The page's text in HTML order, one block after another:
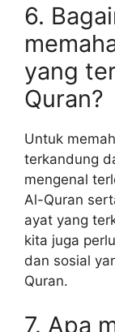
6.
yang
Quran?
Untuk
terkandung
mengenal
Al-Quran
ayat yang
kita juga
dan sosial
Quran.
7. Apa